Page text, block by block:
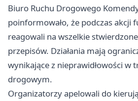
Biuro Ruchu Drogowego
poinformowało, że podczas akcji
reagowali na wszelkie
przepisów. Działania mają
wynikające z nieprawidłowości w
drogowym.
Organizatorzy apelowali do